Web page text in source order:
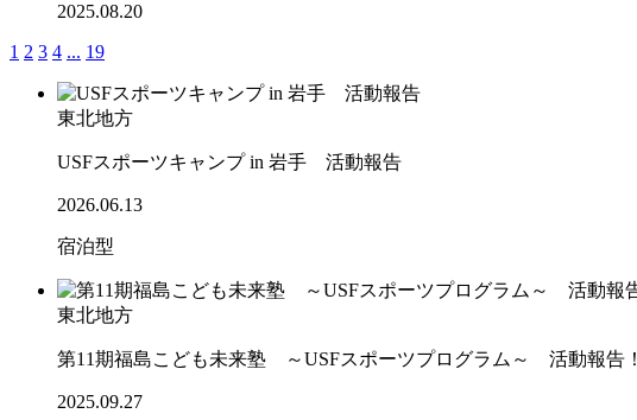
2025.08.20
1 2 3 4 ... 19
東北地方
USFスポーツキャンプ in 岩手 活動報告
2026.06.13
宿泊型
東北地方
第11期福島こども未来塾 ～USFスポーツプログラム～ 活動報告！
2025.09.27